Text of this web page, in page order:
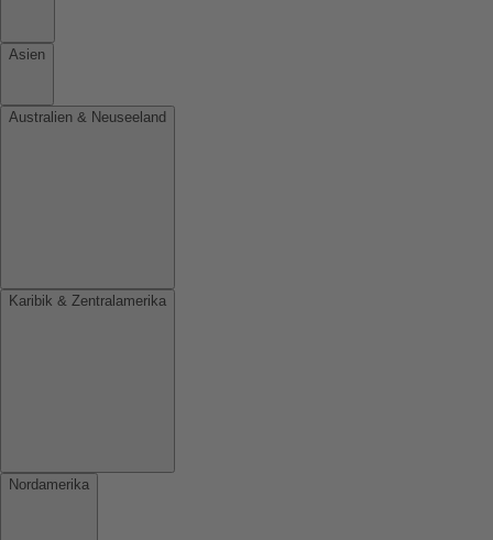
Asien
Australien & Neuseeland
Karibik & Zentralamerika
Nordamerika